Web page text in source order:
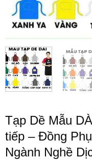
Tạp Dề Mẫu
tiếp – Đồng
Ngành Nghề